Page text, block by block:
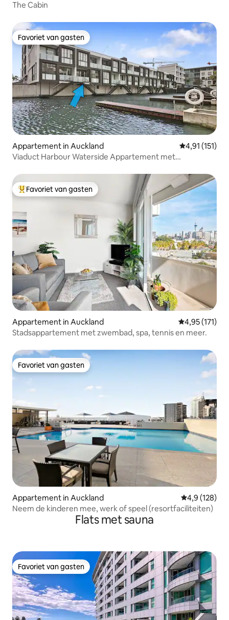
The Cabin
Favoriet van gasten
Favoriet van gasten
Appartement in Auckland Gemiddelde
4,91 (151)
Viaduct Harbour Waterside Appartement met
Topfavoriet van gasten
Favoriet van gasten
Appartement in Auckland Gemiddelde
4,95 (171)
Stadsappartement met zwembad, spa, tennis en meer.
Favoriet van gasten
Favoriet van gasten
Appartement in Auckland Gemiddelde
4,9 (128)
Neem de kinderen mee, werk of speel (resortfaciliteiten)
Flats met sauna
Favoriet van gasten
Favoriet van gasten